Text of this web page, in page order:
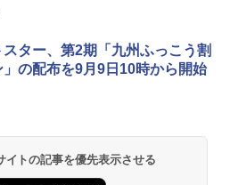
球の歩き方 チェンマイ タイ北部の魅
2026～2027 地球の歩き方D アジア
の歩き方 イタリア 2026～2027 地
方A ヨーロッパ
パーズコレクション 山善] ポップアッ
傘みたいに広げて畳める パッとサ
シェード キューブ フルクローズ メ
ステンレス保冷剤 2個セット 2
ューアル 急速冷凍 空間倍増 衛生的
ト 保冷力長持ち
ーライト 強力 小型 緑色/赤色/青紫色
スター、第2期「九州ふっこう割
」の配布を9月9日10時から開始
トの記事を優先表示させる